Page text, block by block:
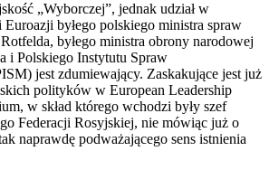
„Wyborczej”, jednak udział w
byłego polskiego ministra spraw
byłego ministra obrony narodowej
i Polskiego Instytutu Spraw
jest zdumiewający. Zaskakujące jest już
polityków w European Leadership
w skład którego wchodzi były szef
Federacji Rosyjskiej, nie mówiąc już o
naprawdę podważającego sens istnienia